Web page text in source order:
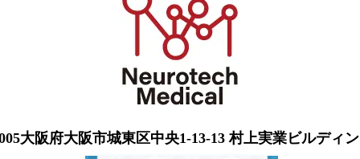
大阪府大阪市城東区中央1-13-13 村上実業ビルディ